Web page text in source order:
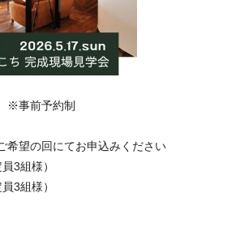
※事前予約制
望の回にてお申込みください
3組様）
3組様）